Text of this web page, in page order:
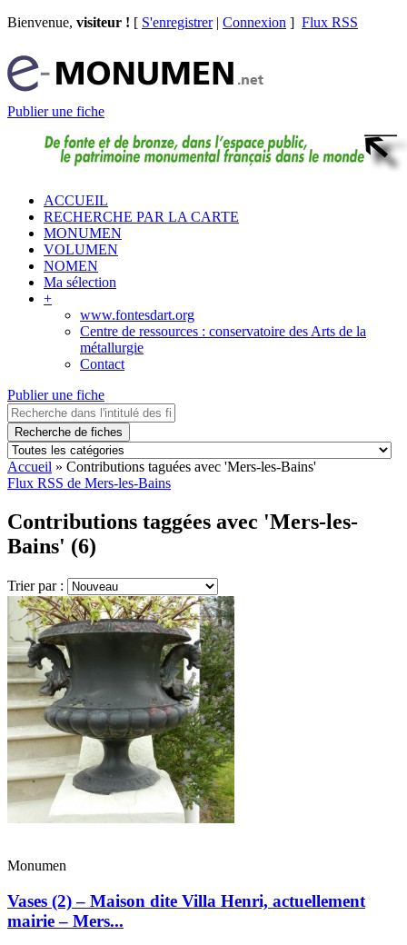
Bienvenue, visiteur ! [ S'enregistrer| Connexion ] Flux RSS
Publier une fiche
ACCUEIL
RECHERCHE PAR LA CARTE
MONUMEN
VOLUMEN
NOMEN
Ma sélection
+
www.fontesdart.org
Centre de ressources : conservatoire des Arts de la
métallurgie
Contact
Publier une fiche
Recherche de fiches
Accueil » Contributions taguées avec 'Mers-les-Bains'
Flux RSS de Mers-les-Bains
Contributions taggées avec 'Mers-les-
Bains' (6)
Trier par :
Monumen
Vases (2) – Maison dite Villa Henri, actuellement
mairie – Mers...